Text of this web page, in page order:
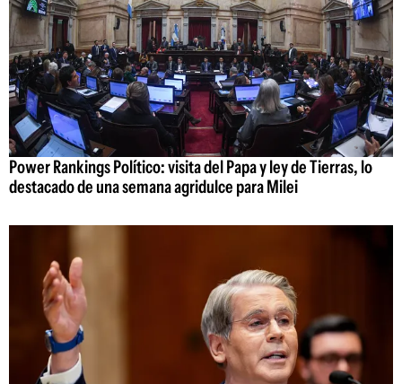
Power Rankings Político: visita del Papa y ley de Tierras, lo
destacado de una semana agridulce para Milei